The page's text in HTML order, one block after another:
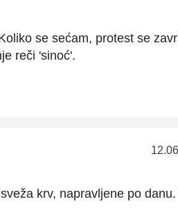
se sećam, protest se
reči 'sinoć'.
krv, napravljene po